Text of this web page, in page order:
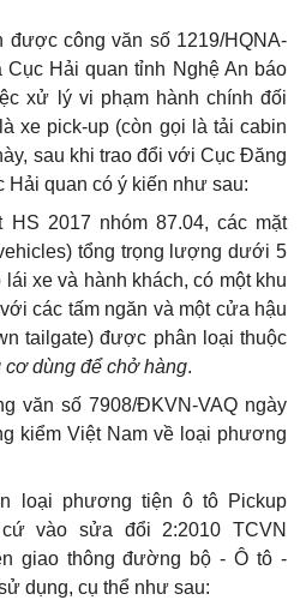
được công văn số 1219/HQNA-
Cục Hải quan tỉnh Nghệ An báo
xử lý vi phạm hành chính đối
xe pick-up (còn gọi là tải cabin
sau khi trao đổi với Cục Đăng
Hải quan có ý kiến như sau:
2017 nhóm 87.04, các mặt
tổng trọng lượng dưới 5
xe và hành khách, có một khu
các tấm ngăn và một cửa hậu
tailgate) được phân loại thuộc
cơ dùng đểchở hàng.
văn số 7908/ĐKVN-VAQ ngày
kiểm Việt Nam về loại phương
loại phương tiện ô tô Pickup
vào sửa đổi 2:2010 TCVN
giao thông đường bộ -Ôtô -
dụng, cụ thể như sau: